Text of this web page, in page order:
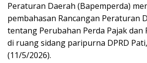
Peraturan Daerah (Bapemperda)
pembahasan Rancangan Peraturan
tentang Perubahan Perda Pajak dan
di ruang sidang paripurna DPRD
(11/5/2026).